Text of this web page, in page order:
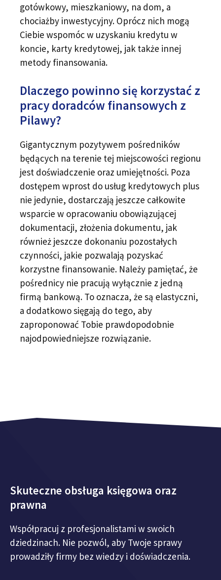
gotówkowy, mieszkaniowy, na dom, a
chociażby inwestycyjny. Oprócz nich mogą
Ciebie wspomóc w uzyskaniu kredytu w
koncie, karty kredytowej, jak także innej
metody finansowania.
Dlaczego powinno się korzystać z
pracy doradców finansowych z
Pilawy?
Gigantycznym pozytywem pośredników
będących na terenie tej miejscowości regionu
jest doświadczenie oraz umiejętności. Poza
dostępem wprost do usług kredytowych plus
nie jedynie, dostarczają jeszcze całkowite
wsparcie w opracowaniu obowiązującej
dokumentacji, złożenia dokumentu, jak
również jeszcze dokonaniu pozostałych
czynności, jakie pozwalają pozyskać
korzystne finansowanie. Należy pamiętać, że
pośrednicy nie pracują wyłącznie z jedną
firmą bankową. To oznacza, że są elastyczni,
a dodatkowo sięgają do tego, aby
zaproponować Tobie prawdopodobnie
najodpowiedniejsze rozwiązanie.
Skuteczne obsługa księgowa oraz
prawna
Współpracuj z profesjonalistami w swoich
dziedzinach. Nie pozwól, aby Twoje sprawy
prowadziły firmy bez wiedzy i doświadczenia.